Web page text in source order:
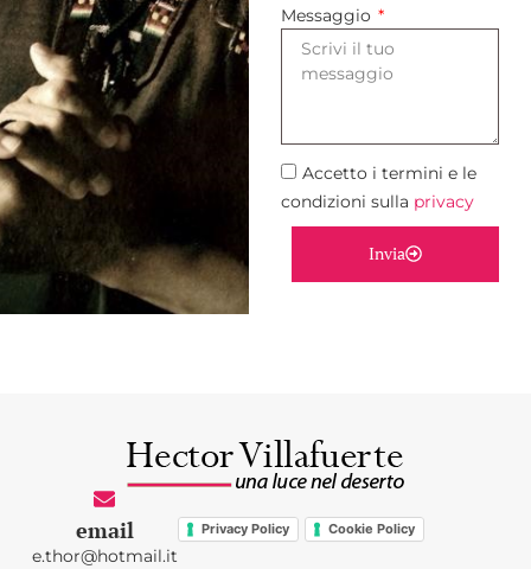
Messaggio
Accetto i termini e le
condizioni sulla privacy
Invia
email
e.thor@hotmail.it
Privacy Policy Cookie Policy